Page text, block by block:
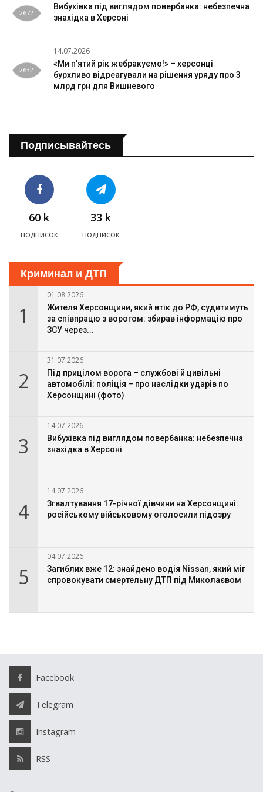
2672
Вибухівка під виглядом повербанка: небезпечна
знахідка в Херсоні
2632
14.07.2026
«Ми п’ятий рік жебракуємо!» – херсонці
бурхливо відреагували на рішення уряду про 3
млрд грн для Вишневого
Подписывайтесь
60 k
подписок
33 k
подписок
Криминал и ДТП
1
01.08.2026
Жителя Херсонщини, який втік до РФ, судитимуть
за співпрацю з ворогом: збирав інформацію про
ЗСУ через...
2
31.07.2026
Під прицілом ворога – службові й цивільні
автомобілі: поліція – про наслідки ударів по
Херсонщині (фото)
3
14.07.2026
Вибухівка під виглядом повербанка: небезпечна
знахідка в Херсоні
4
14.07.2026
Згвалтування 17-річної дівчини на Херсонщині:
російському військовому оголосили підозру
5
04.07.2026
Загиблих вже 12: знайдено водія Nissan, який міг
спровокувати смертельну ДТП під Миколаєвом
Facebook
Telegram
Instagram
RSS